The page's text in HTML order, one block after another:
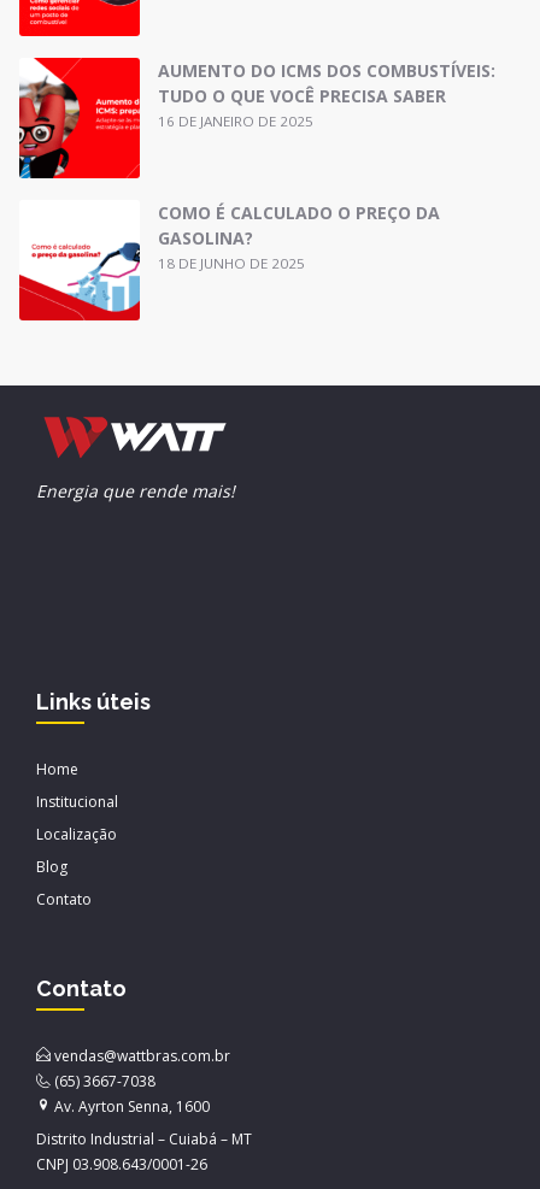
AUMENTO DO ICMS DOS COMBUSTÍVEIS:
TUDO O QUE VOCÊ PRECISA SABER
16 DE JANEIRO DE 2025
COMO É CALCULADO O PREÇO DA
GASOLINA?
18 DE JUNHO DE 2025
Energia que rende mais!
Links úteis
Home
Institucional
Localização
Blog
Contato
Contato
vendas@wattbras.com.br
(65) 3667-7038
Av. Ayrton Senna, 1600
Distrito Industrial – Cuiabá – MT
CNPJ 03.908.643/0001-26